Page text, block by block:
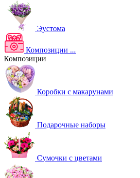
Эустома
Композиции ...
Композиции
Коробки с макарунами
Подарочные наборы
Сумочки с цветами